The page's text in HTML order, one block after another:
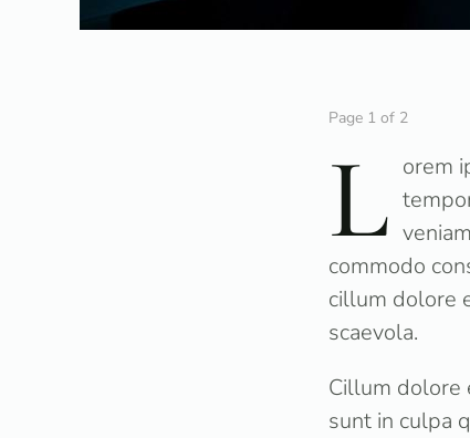
Page 1 of 2
L orem
commodo
cillum dolore
scaevola.
Cillum dolore
sunt in culpa